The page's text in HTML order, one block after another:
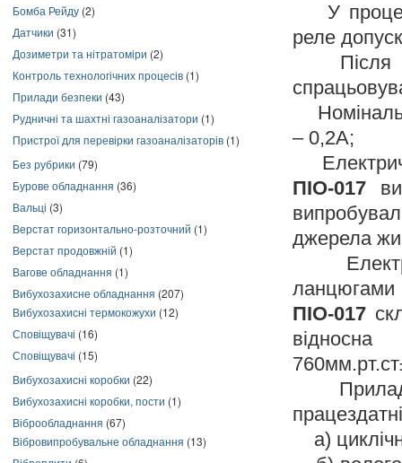
Бомба Рейду (2)
Датчики (31)
Дозиметри та нітратоміри (2)
Контроль технологічних процесів (1)
Прилади безпеки (43)
Рудничні та шахтні газоаналізатори (1)
Пристрої для перевірки газоаналізаторів (1)
Без рубрики (79)
Бурове обладнання (36)
Вальці (3)
Верстат горизонтально-розточний (1)
Верстат продовжній (1)
Вагове обладнання (1)
Вибухозахисне обладнання (207)
Вибухозахисні термокожухи (12)
Сповіщувачі (16)
Сповіщувачі (15)
Вибухозахисні коробки (22)
Вибухозахисні коробки, пости (1)
Віброобладнання (67)
Вібровипробувальне обладнання (13)
У
реле
Після
– 0,2А;
ПІО-017
джерела
ланцюгами
ПІО-017
а)